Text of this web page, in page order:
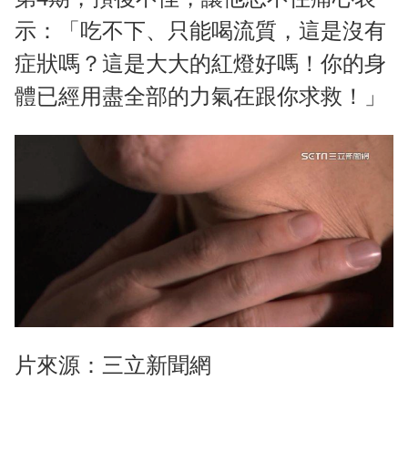
示：「吃不下、只能喝流質，這是沒有
症狀嗎？這是大大的紅燈好嗎！你的身
體已經用盡全部的力氣在跟你求救！」
片來源：三立新聞網